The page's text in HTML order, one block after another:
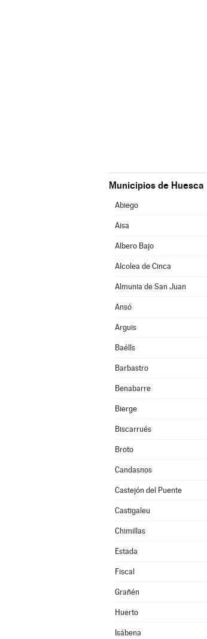
Municipios de Huesca
Abiego
Aisa
Albero Bajo
Alcolea de Cinca
Almunia de San Juan
Ansó
Arguis
Baélls
Barbastro
Benabarre
Bierge
Biscarrués
Broto
Candasnos
Castejón del Puente
Castigaleu
Chimillas
Estada
Fiscal
Grañén
Huerto
Isábena